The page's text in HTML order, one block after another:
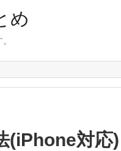
め
(iPhone対応)